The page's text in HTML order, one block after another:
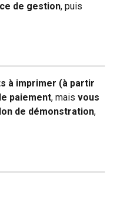
de gestion, puis
à imprimer (à partir
paiement, mais vous
de démonstration,